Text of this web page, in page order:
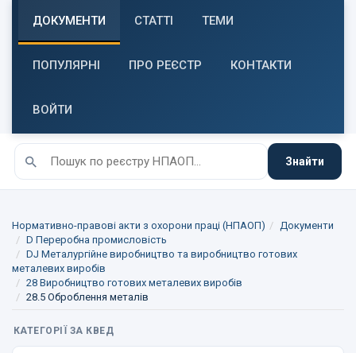
ДОКУМЕНТИ СТАТТІ ТЕМИ
ПОПУЛЯРНІ ПРО РЕЄСТР КОНТАКТИ
ВОЙТИ
Знайти
Нормативно-правові акти з охорони праці (НПАОП)
Документи
D Переробна промисловість
DJ Металургійне виробництво та виробництво готових
металевих виробів
28 Виробництво готових металевих виробів
28.5 Оброблення металів
КАТЕГОРІЇ ЗА КВЕД